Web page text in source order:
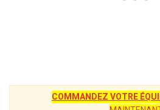
COMMANDEZ VOTRE